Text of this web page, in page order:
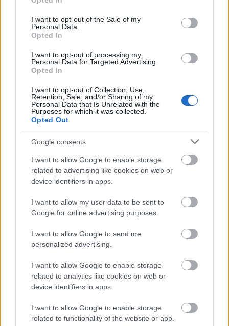
use your data for below specified purposes in below Google
consent section.
I want to opt-out of the Sale of my
Personal Data.
Opted In
I want to opt-out of processing my
Personal Data for Targeted Advertising.
Opted In
I want to opt-out of Collection, Use,
Retention, Sale, and/or Sharing of my
Personal Data that Is Unrelated with the
Purposes for which it was collected.
Opted Out
Google consents
I want to allow Google to enable storage
related to advertising like cookies on web or
device identifiers in apps.
I want to allow my user data to be sent to
Google for online advertising purposes.
I want to allow Google to send me
personalized advertising.
I want to allow Google to enable storage
related to analytics like cookies on web or
device identifiers in apps.
I want to allow Google to enable storage
related to functionality of the website or app.
„Csonka évadot zárni nem felemelő
érzés"
mtothorsi•2020. július 15.
Megtartotta évadzáró társulati ülését a Tomcsa
Sándor Színház. A világjárvány próbára tette az